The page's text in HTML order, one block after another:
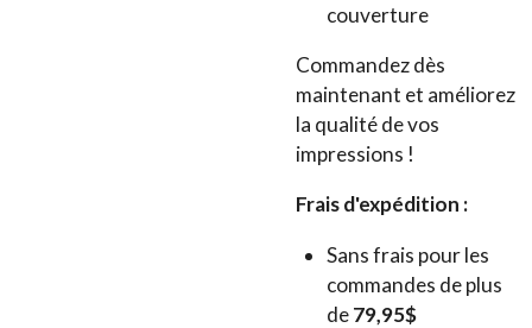
couverture
Commandez dès
maintenant et améliorez
la qualité de vos
impressions !
Frais d'expédition :
Sans frais pour les
commandes de plus
de79,95$